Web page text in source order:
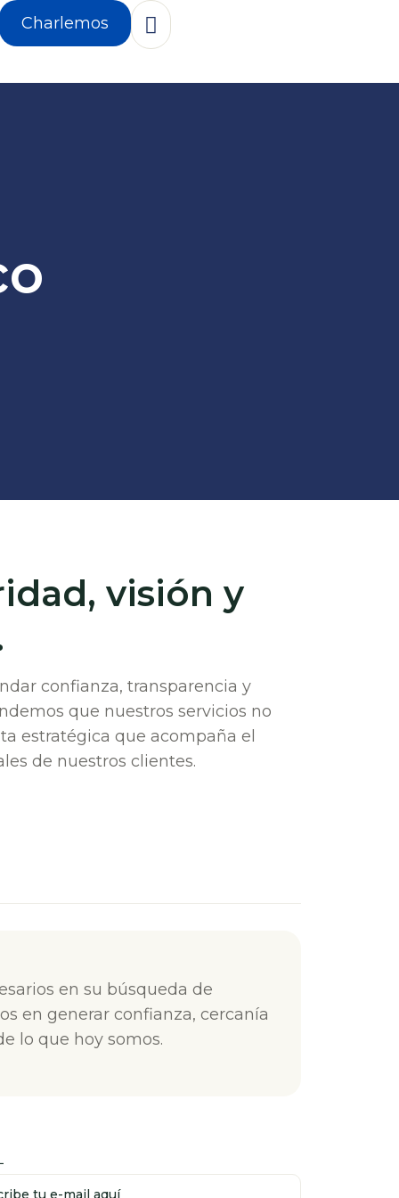
Charlemos
visión y
confianza, transparencia y
que nuestros servicios no
estratégica que acompaña el
de nuestros clientes.
en su búsqueda de
en generar confianza, cercanía
lo que hoy somos.